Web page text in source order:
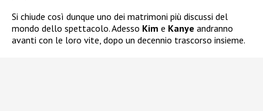
Si chiude così dunque uno dei matrimoni più discussi del
mondo dello spettacolo. Adesso Kim e Kanye andranno
avanti con le loro vite, dopo un decennio trascorso insieme.